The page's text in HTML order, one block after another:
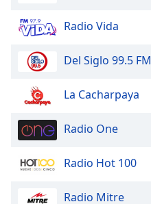
Radio Vida
Del Siglo 99.5 FM
La Cacharpaya
Radio One
Radio Hot 100
Radio Mitre